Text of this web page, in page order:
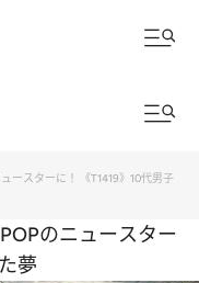
ースターに！ 《T1419》10代男子
た夢